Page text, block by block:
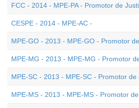
FCC - 2014 - MPE-PA - Promotor de
CESPE - 2014 - MPE-AC -
MPE-GO - 2013 - MPE-GO - Promotor
MPE-MG - 2013 - MPE-MG - Promotor
MPE-SC - 2013 - MPE-SC - Promotor de
MPE-MS - 2013 - MPE-MS - Promotor